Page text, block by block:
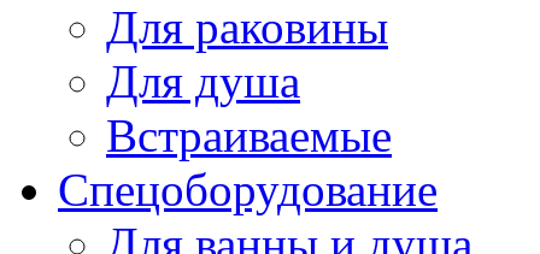
Для раковины
Для душа
Встраиваемые
Спецоборудование